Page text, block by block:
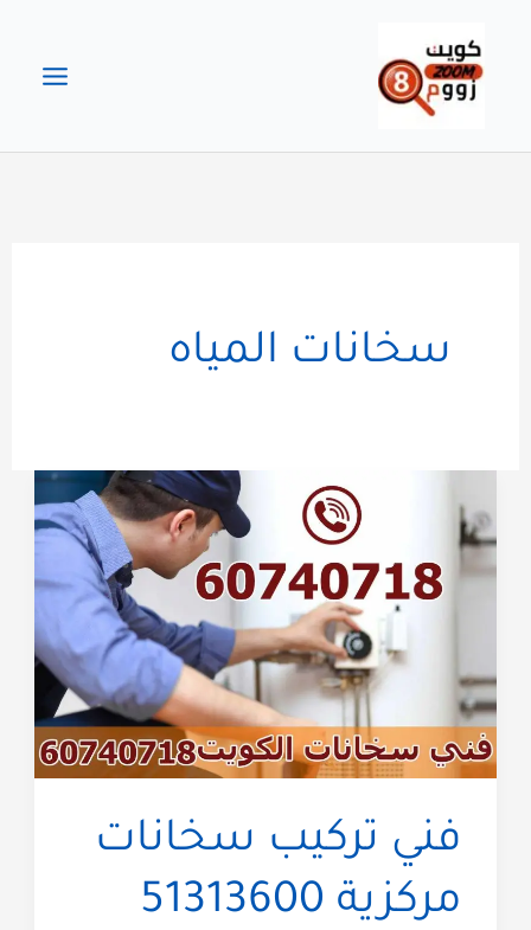
المحتوى
سخانات المياه
فني تركيب سخانات
مركزية 51313600